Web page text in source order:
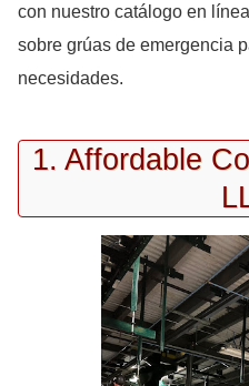
con nuestro catálogo en
sobre grúas de emergencia
necesidades.
1. Affordable